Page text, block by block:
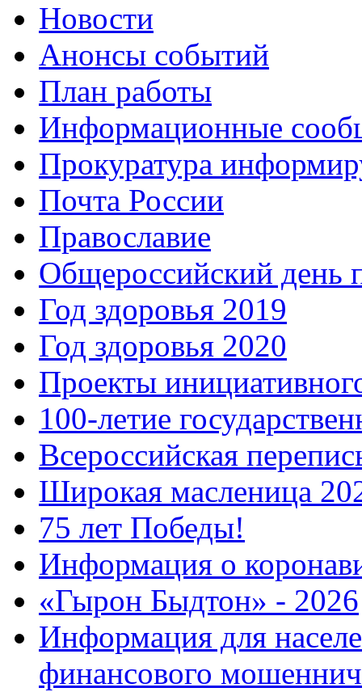
Новости
Анонсы событий
План работы
Информационные
Прокуратура
Почта России
Православие
Общероссийский день
Год здоровья 2019
Год здоровья 2020
Проекты
100-летие
Всероссийская
Широкая масленица
75 лет Победы!
Информация о
«Гырон Быдтон» - 2026
Информация для
финансового